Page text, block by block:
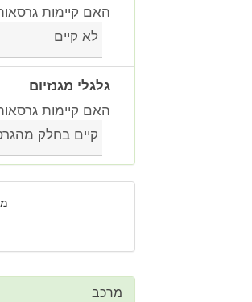
האם קיימות
לא קיים
גלגלי מגנזיום
האם קיימות
קיים בחלק
מרכב